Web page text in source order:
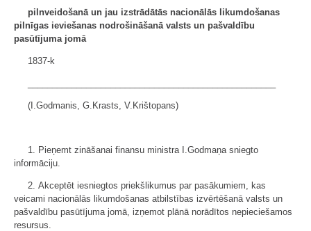
pilnveidošanā un jau izstrādātās nacionālās likumdošanas
pilnīgas ieviešanas nodrošināšanā valsts un pašvaldību
pasūtījuma jomā
1837-k
(I.Godmanis, G.Krasts, V.Krištopans)
1. Pieņemt zināšanai finansu ministra I.Godmaņa sniegto
informāciju.
2. Akceptēt iesniegtos priekšlikumus par pasākumiem, kas
veicami nacionālās likumdošanas atbilstības izvērtēšanā valsts un
pašvaldību pasūtījuma jomā, izņemot plānā norādītos nepieciešamos
resursus.